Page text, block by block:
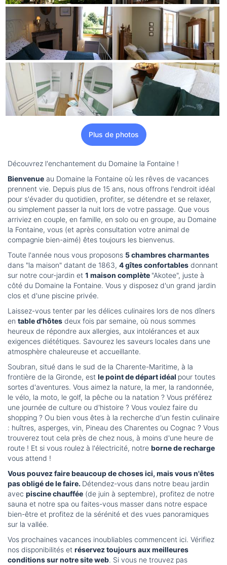
Plus de photos
Découvrez l'enchantement du Domaine la Fontaine !
Bienvenue au Domaine la Fontaine où les rêves de vacances
prennent vie. Depuis plus de 15 ans, nous offrons l'endroit idéal
pour s'évader du quotidien, profiter, se détendre et se relaxer,
ou simplement passer la nuit lors de votre passage. Que vous
arriviez en couple, en famille, en solo ou en groupe, au Domaine
la Fontaine, vous (et après consultation votre animal de
compagnie bien-aimé) êtes toujours les bienvenus.
Toute l'année nous vous proposons 5 chambres charmantes
dans "la maison" datant de 1863, 4 gîtes confortables donnant
sur notre cour-jardin et 1 maison complète "Akotee", juste à
côté du Domaine la Fontaine. Vous y disposez d'un grand jardin
clos et d'une piscine privée.
Laissez-vous tenter par les délices culinaires lors de nos dîners
en table d'hôtes deux fois par semaine, où nous sommes
heureux de répondre aux allergies, aux intolérances et aux
exigences diététiques. Savourez les saveurs locales dans une
atmosphère chaleureuse et accueillante.
Soubran, situé dans le sud de la Charente-Maritime, à la
frontière de la Gironde, est le point de départ idéal pour toutes
sortes d'aventures. Vous aimez la nature, la mer, la randonnée,
le vélo, la moto, le golf, la pêche ou la natation ? Vous préférez
une journée de culture ou d'histoire ? Vous voulez faire du
shopping ? Ou bien vous êtes à la recherche d'un festin culinaire
: huîtres, asperges, vin, Pineau des Charentes ou Cognac ? Vous
trouverez tout cela près de chez nous, à moins d'une heure de
route ! Et si vous roulez à l'électricité, notre borne de recharge
vous attend !
Vous pouvez faire beaucoup de choses ici, mais vous n'êtes
pas obligé de le faire. Détendez-vous dans notre beau jardin
avec piscine chauffée (de juin à septembre), profitez de notre
sauna et notre spa ou faites-vous masser dans notre espace
bien-être et profitez de la sérénité et des vues panoramiques
sur la vallée.
Vos prochaines vacances inoubliables commencent ici. Vérifiez
nos disponibilités et réservez toujours aux meilleures
conditions sur notre site web. Si vous ne trouvez pas